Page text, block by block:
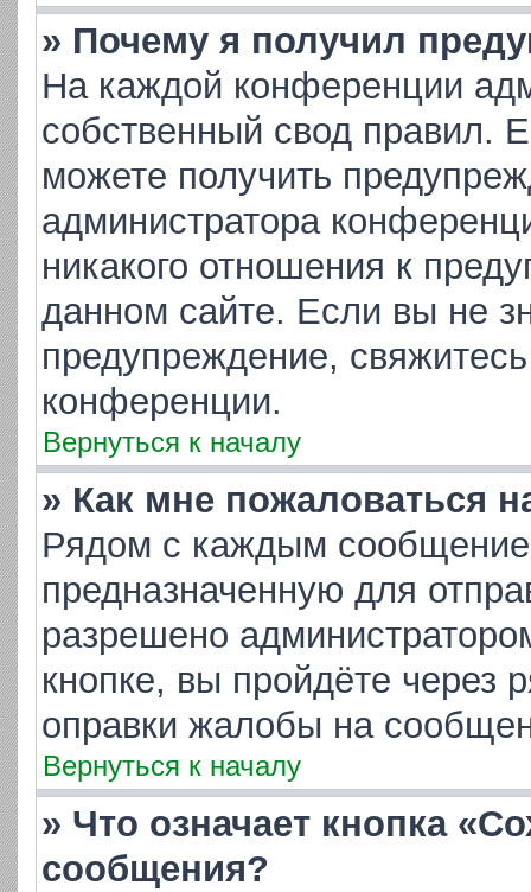
» Почему я получил
На каждой конференции
собственный свод правил.
можете получить
администратора
никакого отношения к
данном сайте. Если вы не
предупреждение,
конференции.
Вернуться к началу
» Как мне пожаловаться
Рядом с каждым
предназначенную для
разрешено
кнопке, вы пройдёте через
оправки жалобы на
Вернуться к началу
» Что означает кнопка
сообщения?